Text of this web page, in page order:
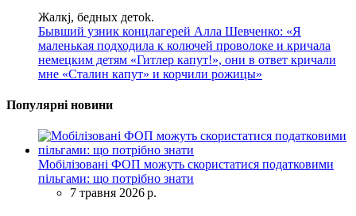
Жалкj, бедных детok.
Бывший узник концлагерей Алла Шевченко: «Я
маленькая подходила к колючей проволоке и кричала
немецким детям «Гитлер капут!», они в ответ кричали
мне «Сталин капут» и корчили рожицы»
Популярні новини
Мобілізовані ФОП можуть скористатися податковими
пільгами: що потрібно знати
7 травня 2026 р.